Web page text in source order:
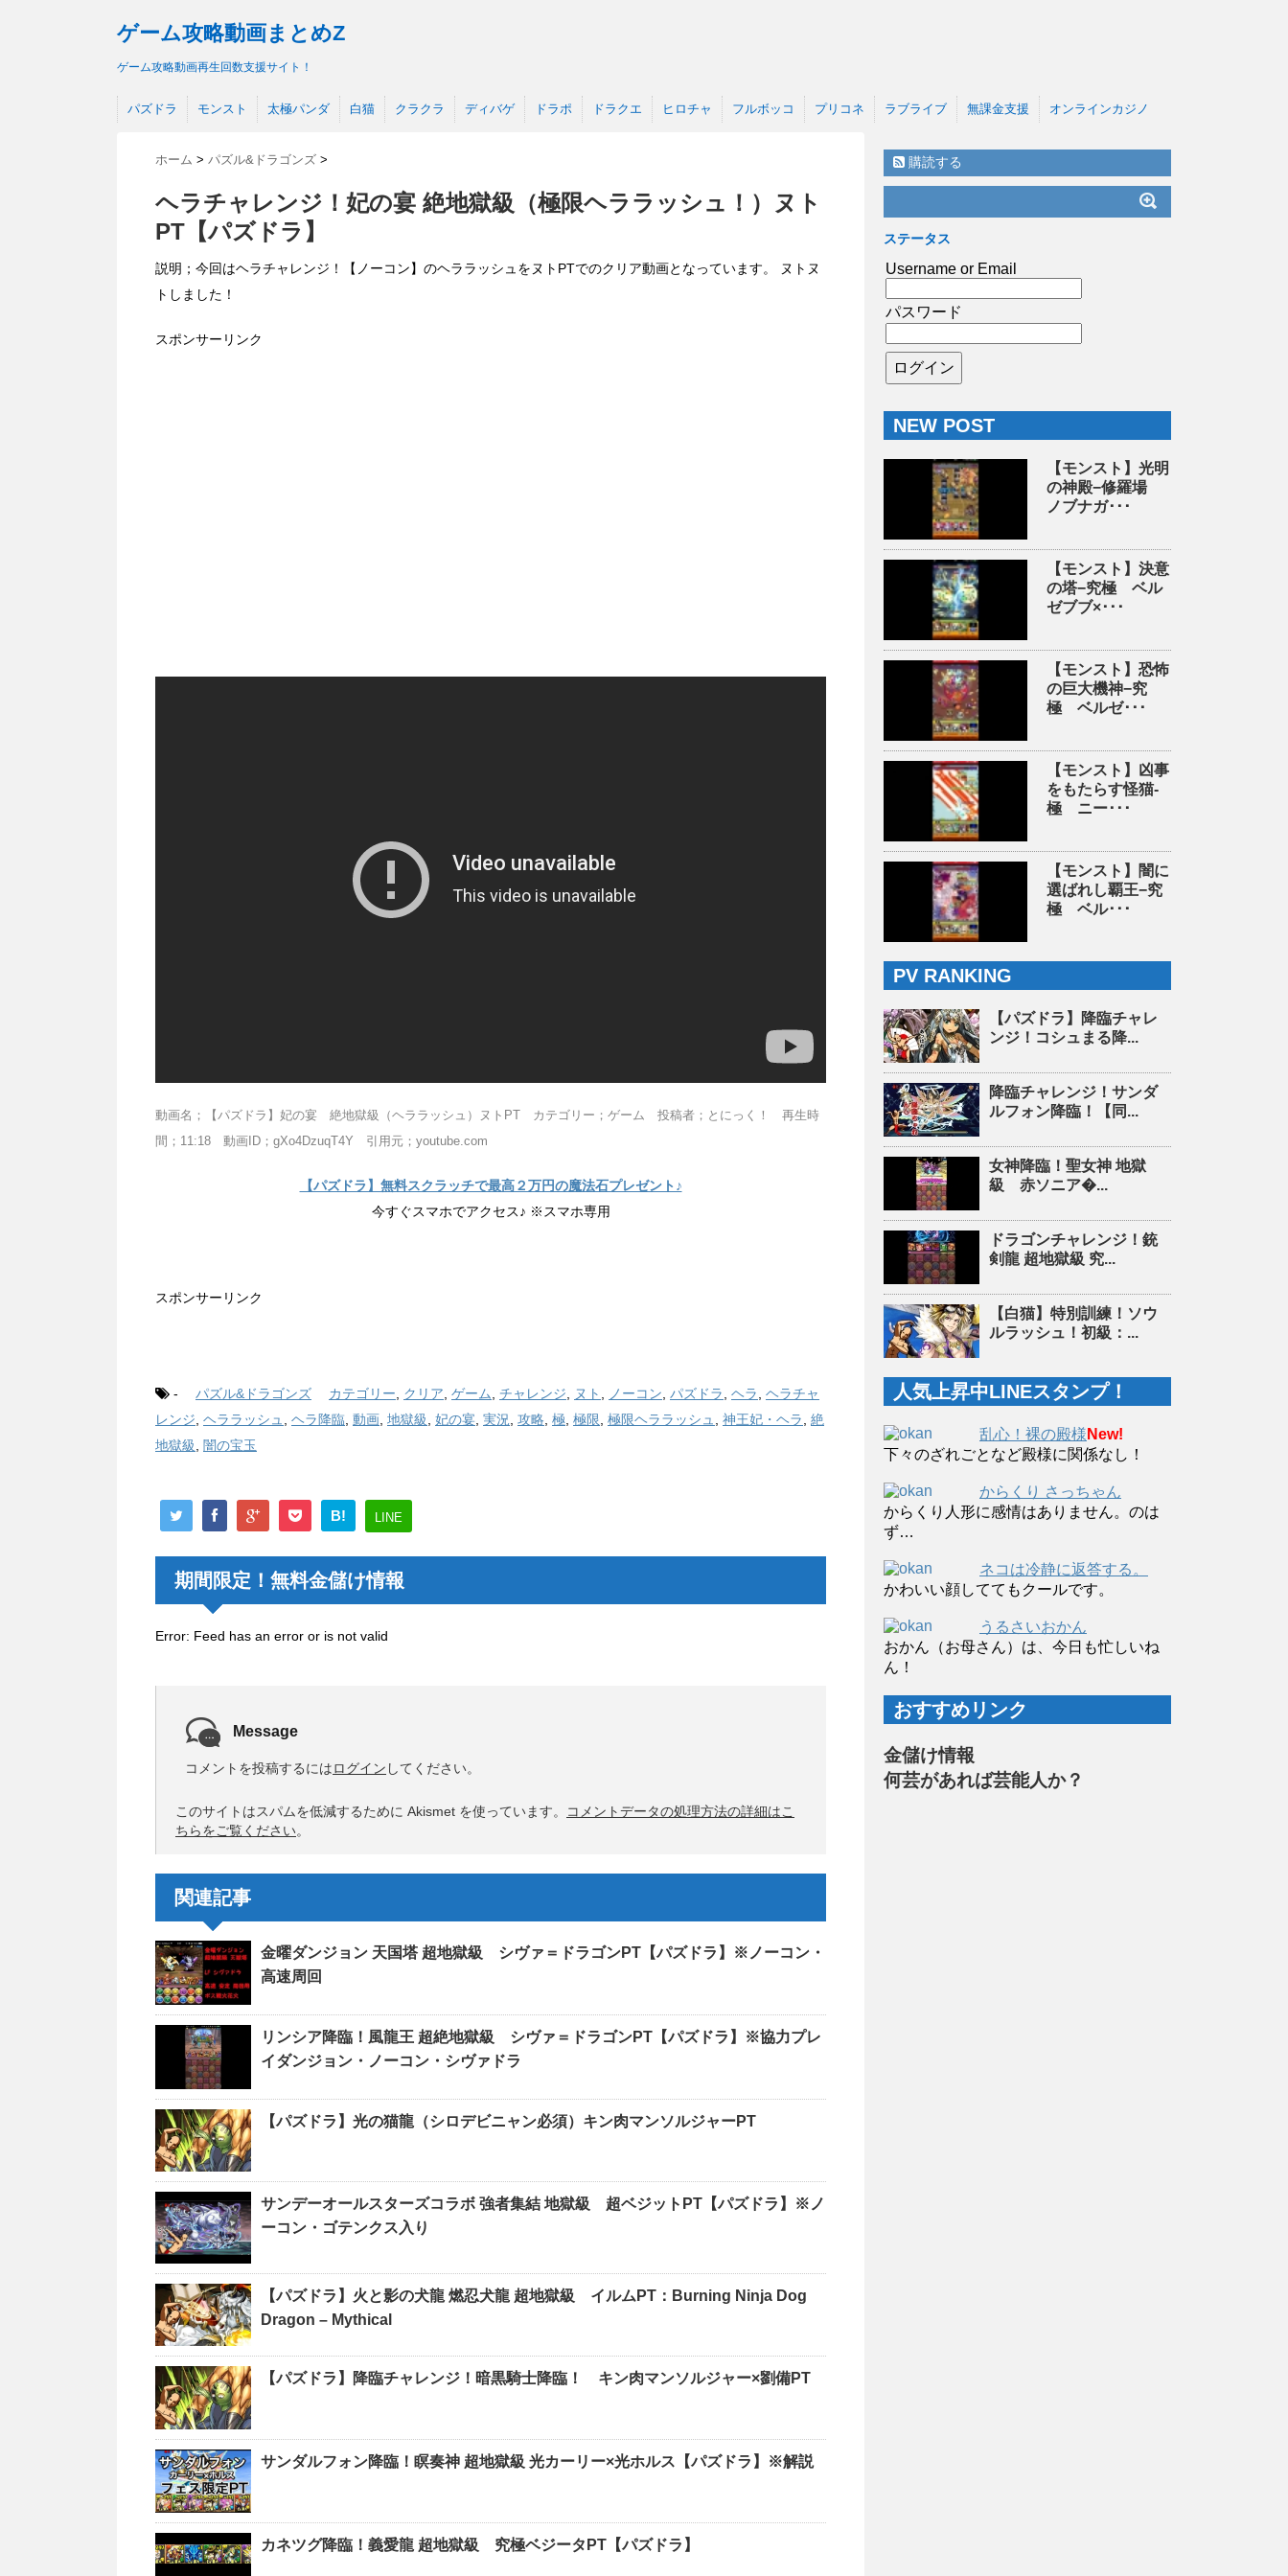
ゲーム攻略動画まとめZ
ゲーム攻略動画再生回数支援サイト！
パズドラ モンスト 太極パンダ 白猫 クラクラ ディバゲ ドラポ ドラクエ ヒロチャ フルボッコ プリコネ ラブライブ 無課金支援 オンラインカジノ
ホーム > パズル&ドラゴンズ >
ヘラチャレンジ！妃の宴 絶地獄級（極限ヘララッシュ！）ヌト
PT【パズドラ】
説明；今回はヘラチャレンジ！【ノーコン】のヘララッシュをヌトPTでのクリア動画となっています。 ヌトヌ
トしました！
スポンサーリンク
動画名；【パズドラ】妃の宴 絶地獄級（ヘララッシュ）ヌトPT カテゴリー；ゲーム 投稿者；とにっく！ 再生時
間；11:18 動画ID；gXo4DzuqT4Y 引用元；youtube.com
【パズドラ】無料スクラッチで最高２万円の魔法石プレゼント♪
今すぐスマホでアクセス♪ ※スマホ専用
スポンサーリンク
- パズル&ドラゴンズ カテゴリー クリア ゲーム チャレンジ ヌト ノーコン パズドラ ヘラ
ヘラチャ
レンジ ヘララッシュ ヘラ降臨 動画 地獄級 妃の宴 実況 攻略 極 極限 極限ヘララッシュ 神王妃・ヘラ
絶
地獄級
闇の宝玉
B! LINE
期間限定！無料金儲け情報
Error: Feed has an error or is not valid
Message
コメントを投稿するにはログイン してください。
このサイトはスパムを低減するために Akismet を使っています。
コメントデータの処理方法の詳細はこ
ちらをご覧ください。
関連記事
金曜ダンジョン 天国塔 超地獄級 シヴァ＝ドラゴンPT【パズドラ】※ノーコン・
高速周回
リンシア降臨！風龍王 超絶地獄級 シヴァ＝ドラゴンPT【パズドラ】※協力プレ
イダンジョン・ノーコン・シヴァドラ
【パズドラ】光の猫龍（シロデビニャン必須）キン肉マンソルジャーPT
サンデーオールスターズコラボ 強者集結 地獄級 超ベジットPT【パズドラ】※ノ
ーコン・ゴテンクス入り
【パズドラ】火と影の犬龍 燃忍犬龍 超地獄級 イルムPT：Burning Ninja Dog
Dragon – Mythical
【パズドラ】降臨チャレンジ！暗黒騎士降臨！ キン肉マンソルジャー×劉備PT
サンダルフォン降臨！瞑奏神 超地獄級 光カーリー×光ホルス【パズドラ】※解説
カネツグ降臨！義愛龍 超地獄級 究極ベジータPT【パズドラ】
購読する
ステータス
Username or Email
パスワード
NEW POST
【モンスト】光明
の神殿−修羅場
ノブナガ･･･
【モンスト】決意
の塔−究極 ベル
ゼブブ×･･･
【モンスト】恐怖
の巨大機神−究
極 ベルゼ･･･
【モンスト】凶事
をもたらす怪猫-
極 ニー･･･
【モンスト】闇に
選ばれし覇王−究
極 ベル･･･
PV RANKING
【パズドラ】降臨チャレ
ンジ！コシュまる降...
降臨チャレンジ！サンダ
ルフォン降臨！【同...
女神降臨！聖女神 地獄
級 赤ソニア�...
ドラゴンチャレンジ！銃
剣龍 超地獄級 究...
【白猫】特別訓練！ソウ
ルラッシュ！初級：...
人気上昇中LINEスタンプ！
乱心！裸の殿様 New!
下々のざれごとなど殿様に関係なし！
からくり さっちゃん
からくり人形に感情はありません。のは
ず…
ネコは冷静に返答する。
かわいい顔しててもクールです。
うるさいおかん
おかん（お母さん）は、今日も忙しいね
ん！
おすすめリンク
金儲け情報
何芸があれば芸能人か？